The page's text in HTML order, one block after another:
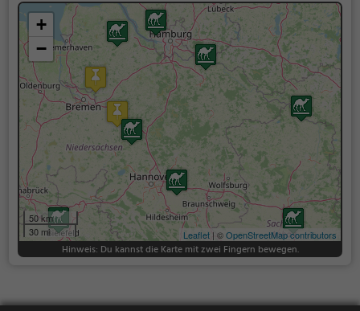
+
−
50 km
30 mi
Leaflet | ©OpenStreetMap contributors
Hinweis: Du kannst die Karte mit zwei Fingern bewegen.